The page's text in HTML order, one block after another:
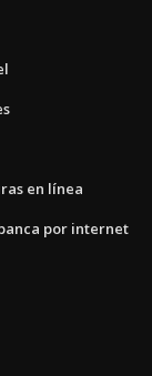
en línea
por internet